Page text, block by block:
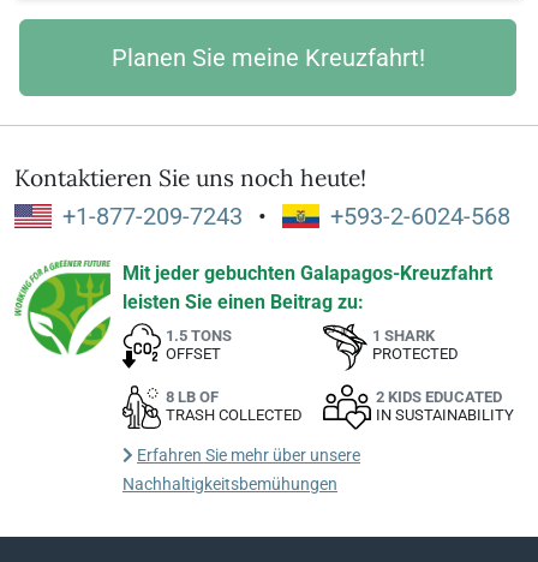
Kontaktieren Sie uns noch heute!
+1-877-209-7243
• +593-2-6024-568
Mit jeder gebuchten Galapagos-Kreuzfahrt
leisten Sie einen Beitrag zu:
1.5 TONS
OFFSET
1 SHARK
PROTECTED
8 LB OF
TRASH COLLECTED
2 KIDS EDUCATED
IN SUSTAINABILITY
Erfahren Sie mehr über unsere
Nachhaltigkeitsbemühungen